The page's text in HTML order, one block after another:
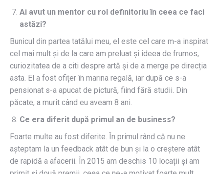
Ai avut un mentor cu rol definitoriu în ceea ce faci
astăzi?
Bunicul din partea tatălui meu, el este cel care m-a inspirat
cel mai mult și de la care am preluat și ideea de frumos,
curiozitatea de a citi despre artă și de a merge pe direcția
asta. El a fost ofițer în marina regală, iar după ce s-a
pensionat s-a apucat de pictură, fiind fără studii. Din
păcate, a murit când eu aveam 8 ani.
Ce era diferit după primul an de business?
Foarte multe au fost diferite. În primul rând că nu ne
așteptam la un feedback atât de bun și la o creștere atât
de rapidă a afacerii. În 2015 am deschis 10 locații și am